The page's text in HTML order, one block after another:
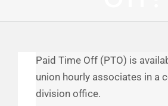
Financial Well-Being
Tiempo libre
Vida laboral y personal
Paid Time Off (PTO) is
union hourly associates in a
division office.